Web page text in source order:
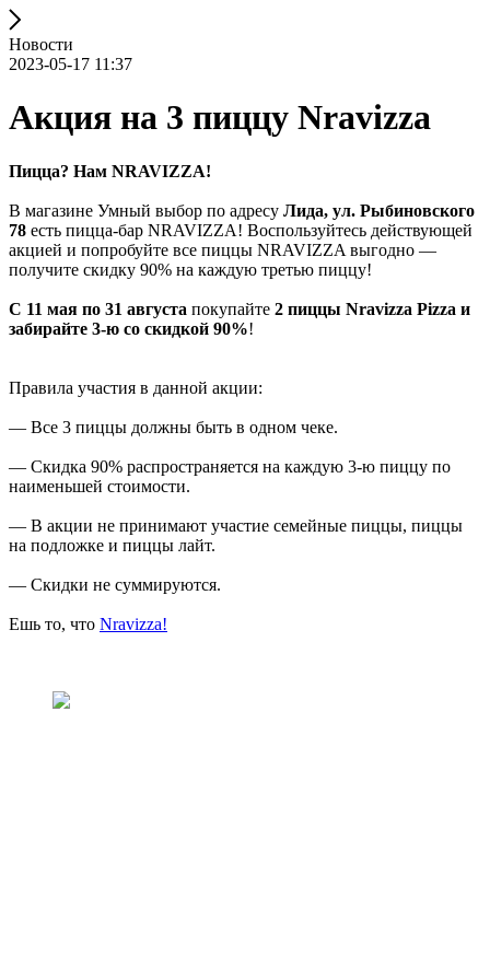
Новости
2023-05-17 11:37
Акция на 3 пиццу Nravizza
Пицца? Нам NRAVIZZA!
В магазине Умный выбор по адресу Лида, ул. Рыбиновского
78 есть пицца-бар NRAVIZZA! Воспользуйтесь действующей
акцией и попробуйте все пиццы NRAVIZZA выгодно —
получите скидку 90% на каждую третью пиццу!
С 11 мая по 31 августа покупайте 2 пиццы Nravizza Pizza и
забирайте 3-ю со скидкой 90%!
Правила участия в данной акции:
— Все 3 пиццы должны быть в одном чеке.
— Скидка 90% распространяется на каждую 3-ю пиццу по
наименьшей стоимости.
— В акции не принимают участие семейные пиццы, пиццы
на подложке и пиццы лайт.
— Скидки не суммируются.
Ешь то, что Nravizza!